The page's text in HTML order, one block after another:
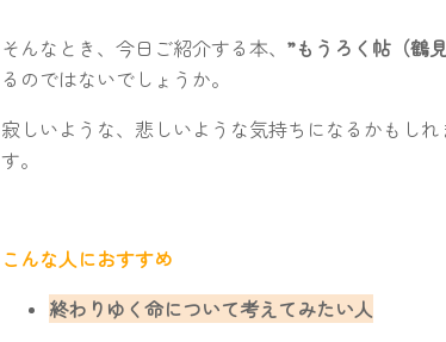
そんなとき、今日ご紹介する本、 ”もうろく帖（鶴
るのではないでしょうか。
寂しいような、悲しいような気持ちになるかもし
す。
こんな人におすすめ
終わりゆく命について考えてみたい人